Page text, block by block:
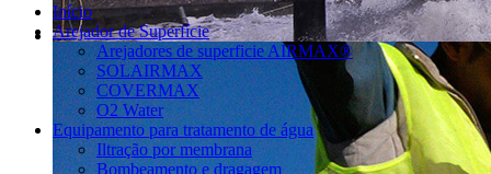
Início
Arejador de Superfície
Arejadores de superficie AIRMAX®
SOLAIRMAX
COVERMAX
O2 Water
Equipamento para tratamento de água
Iltração por membrana
Bombeamento e dragagem